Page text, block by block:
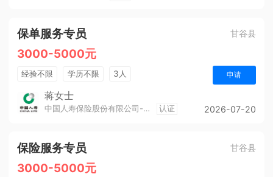
保单服务专员 甘谷县
3000-5000元
经验不限 学历不限 3人 申请
蒋女士
中国人寿保险股份有限公司-甘谷支公司 认证 2026-07-20
保险服务专员 甘谷县
3000-5000元